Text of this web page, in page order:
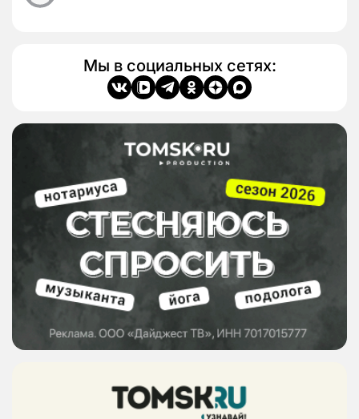
Мы в социальных сетях: